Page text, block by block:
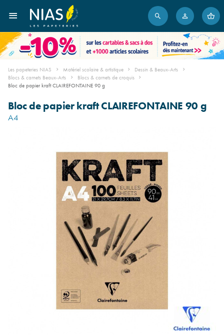
Les papeteries NIAS Matériel scolaire & artistique
Dessin & Beaux-Arts
Blocs & carnets Beaux-Arts
Blocs & carnets de croquis
Bloc de papier kraft CLAIREFONTAINE 90 g
Bloc de papier kraft CLAIREFONTAINE 90 g
A4